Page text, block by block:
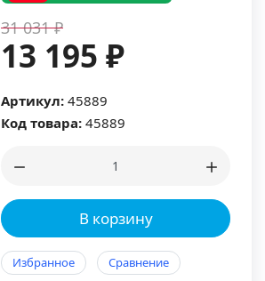
31 031 ₽
13 195 ₽
Артикул: 45889
Код товара: 45889
В корзину
Избранное Сравнение